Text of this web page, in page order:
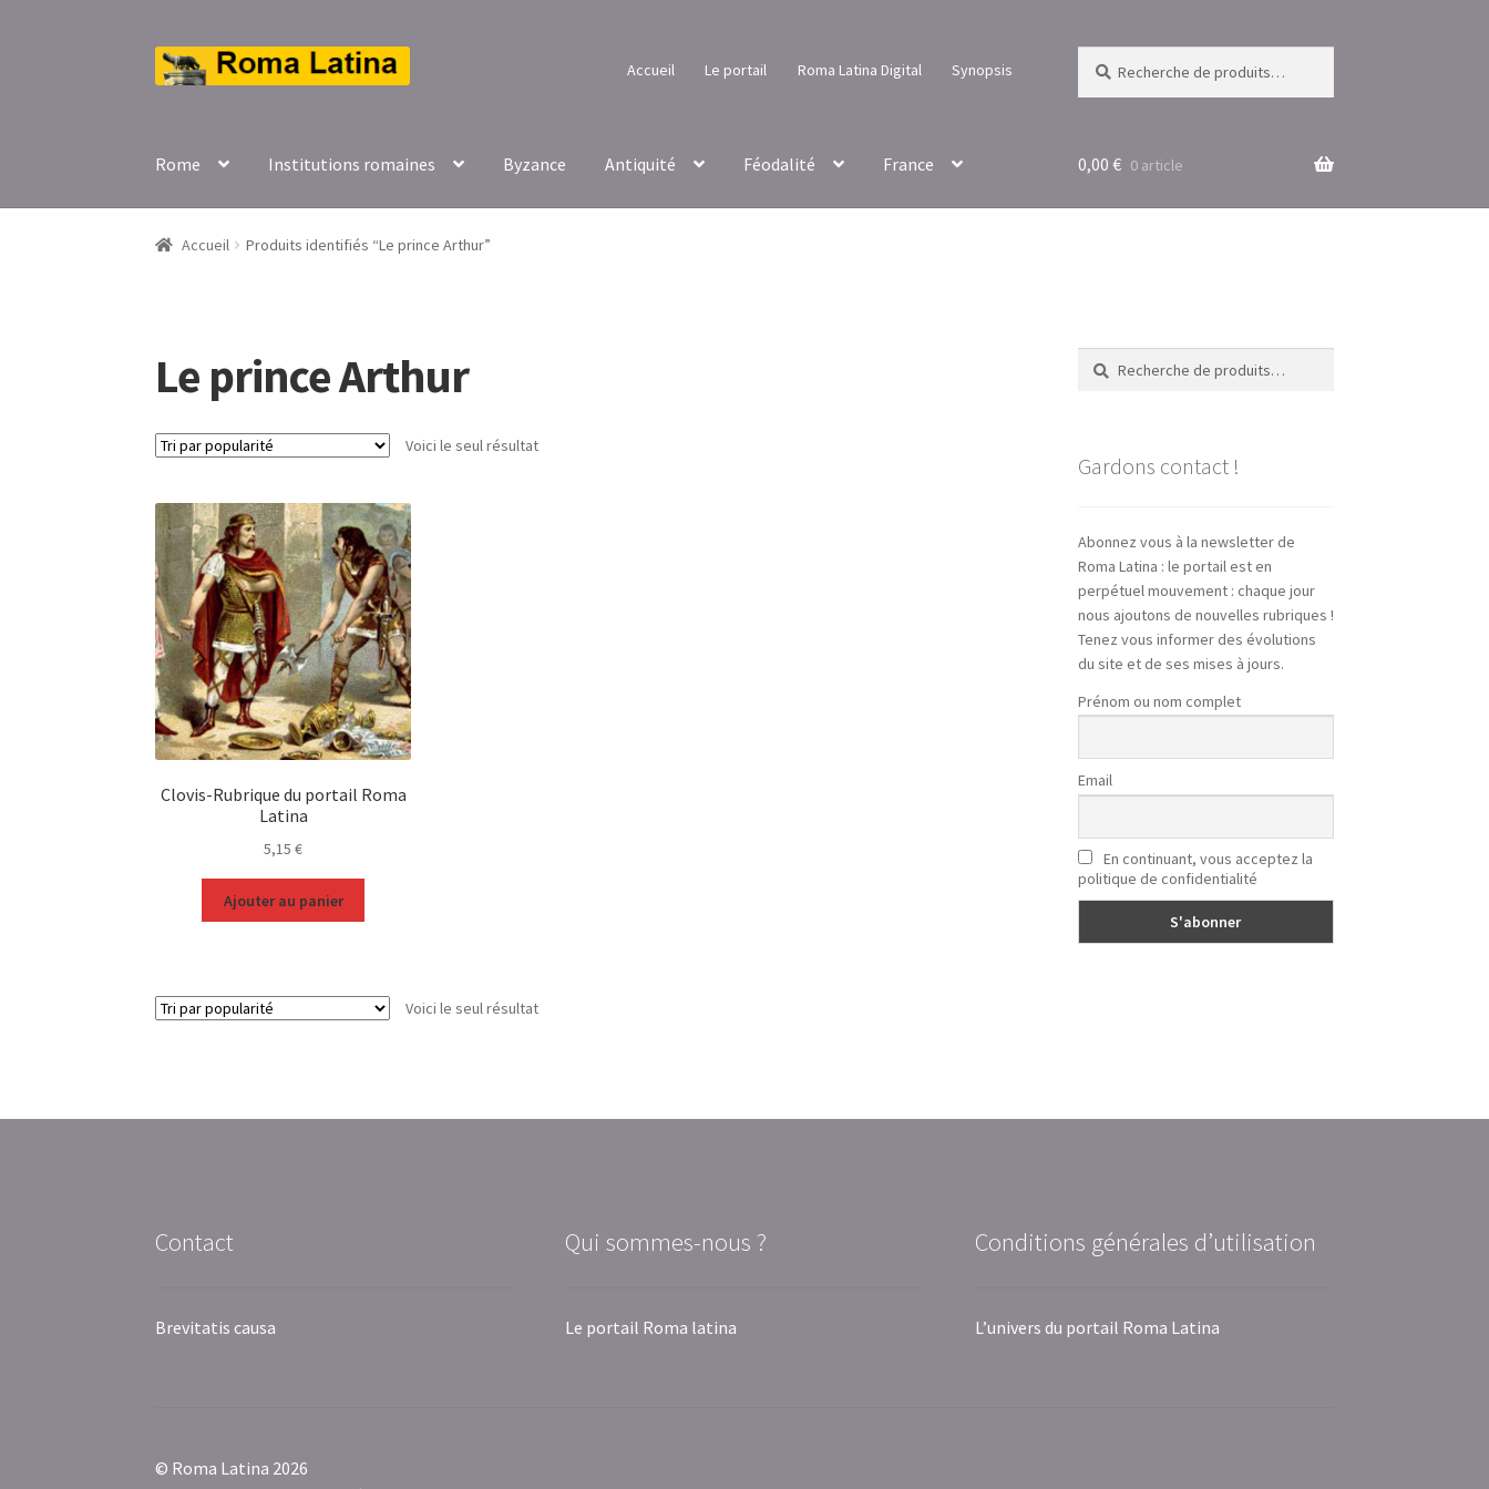
Aller
à
Aller
au
Accueil Le portail Roma Latina Digital Synopsis
pour :
Rome Institutions romaines Byzance Antiquité Féodalité France 0,00 € 0 article
Accueil Produits identifiés “Le prince Arthur”
Le prince Arthur
Voici le seul résultat
Clovis-Rubrique du portail Roma
Latina
5,15€
Ajouter au panier
Voici le seul résultat
Recherche
pour :
Recherche
Gardons contact !
Abonnez vous à la newsletter de
Roma Latina : le portail est en
perpétuel mouvement : chaque jour
nous ajoutons de nouvelles rubriques !
Tenez vous informer des évolutions
du site et de ses mises à jours.
Prénom ou nom complet
Email
En continuant, vous acceptez la
politique de confidentialité
Contact
Brevitatis causa
Qui sommes-nous ?
Le portail Roma latina
Conditions générales d’utilisation
L’univers du portail Roma Latina
© Roma Latina 2026